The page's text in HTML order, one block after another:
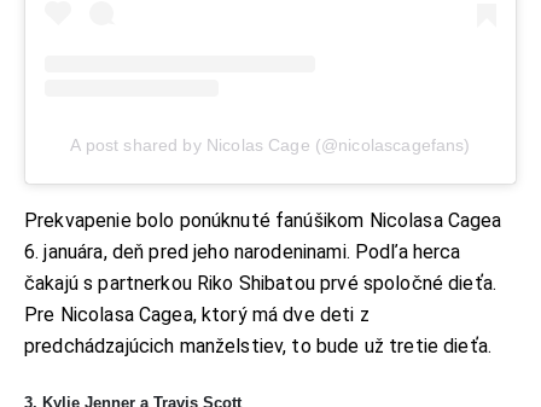
A post shared by Nicolas Cage (@nicolascagefans)
Prekvapenie bolo ponúknuté fanúšikom Nicolasa Cagea
6. januára, deň pred jeho narodeninami. Podľa herca
čakajú s partnerkou Riko Shibatou prvé spoločné dieťa.
Pre Nicolasa Cagea, ktorý má dve deti z
predchádzajúcich manželstiev, to bude už tretie dieťa.
3. Kylie Jenner a Travis Scott